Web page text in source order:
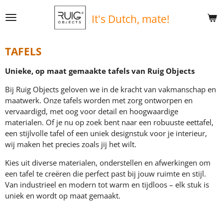
direct
hoofdinhoud
It's Dutch, mate!
TAFELS
Unieke, op maat gemaakte tafels van Ruig Objects
Bij Ruig Objects geloven we in de kracht van vakmanschap en
maatwerk. Onze tafels worden met zorg ontworpen en
vervaardigd, met oog voor detail en hoogwaardige
materialen. Of je nu op zoek bent naar een robuuste eettafel,
een stijlvolle tafel of een uniek designstuk voor je interieur,
wij maken het precies zoals jij het wilt.
Kies uit diverse materialen, onderstellen en afwerkingen om
een tafel te creëren die perfect past bij jouw ruimte en stijl.
Van industrieel en modern tot warm en tijdloos – elk stuk is
uniek en wordt op maat gemaakt.